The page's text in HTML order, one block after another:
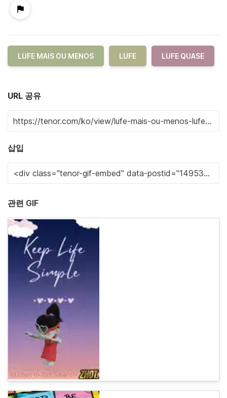
LUFE MAIS OU MENOS LUFE LUFE QUASE
URL 공유
삽입
관련 GIF